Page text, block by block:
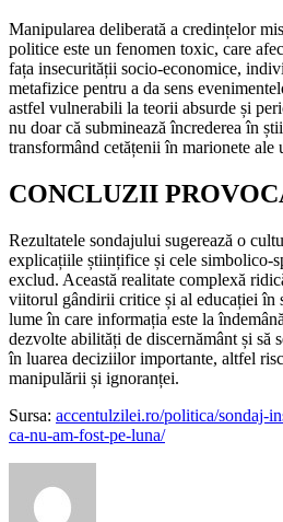
Manipularea deliberată a credințelor
politice este un fenomen toxic, care
fața insecurității socio-economice,
metafizice pentru a da sens
astfel vulnerabili la teorii absurde și
nu doar că subminează încrederea în
transformând cetățenii în marionete ale
CONCLUZII
Rezultatele sondajului sugerează o
explicațiile științifice și cele simbolico-
exclud. Această realitate complexă
viitorul gândirii critice și al educației în
lume în care informația este la
dezvolte abilități de discernământ și să
în luarea deciziilor importante, altfel
manipulării și ignoranței.
Sursa: accentulzilei.ro/politica/sondaj-
ca-nu-am-fost-pe-luna/